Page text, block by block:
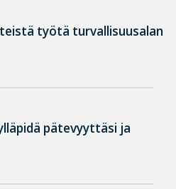
työtä turvallisuusalan
pätevyyttäsi ja